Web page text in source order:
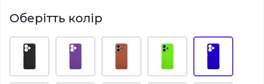
Оберітть колір